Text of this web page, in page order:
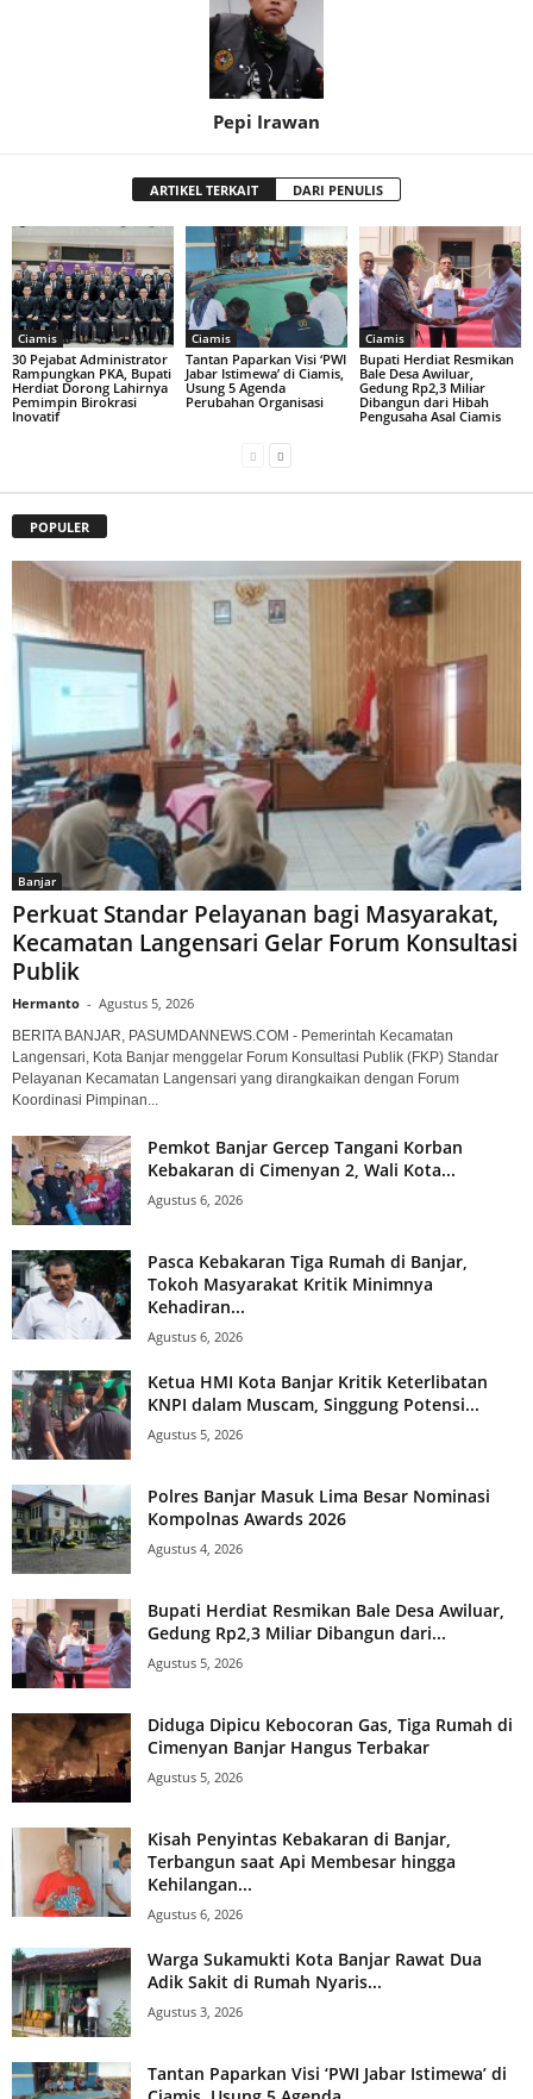
Pepi Irawan
ARTIKEL TERKAIT DARI PENULIS
Ciamis
30 Pejabat Administrator
Rampungkan PKA, Bupati
Herdiat Dorong Lahirnya
Pemimpin Birokrasi
Inovatif
Ciamis
Tantan Paparkan Visi ‘PWI
Jabar Istimewa’ di Ciamis,
Usung 5 Agenda
Perubahan Organisasi
Ciamis
Bupati Herdiat Resmikan
Bale Desa Awiluar,
Gedung Rp2,3 Miliar
Dibangun dari Hibah
Pengusaha Asal Ciamis
POPULER
Banjar
Perkuat Standar Pelayanan bagi Masyarakat,
Kecamatan Langensari Gelar Forum Konsultasi
Publik
Hermanto - Agustus 5, 2026
BERITA BANJAR, PASUMDANNEWS.COM - Pemerintah Kecamatan
Langensari, Kota Banjar menggelar Forum Konsultasi Publik (FKP) Standar
Pelayanan Kecamatan Langensari yang dirangkaikan dengan Forum
Koordinasi Pimpinan...
Pemkot Banjar Gercep Tangani Korban
Kebakaran di Cimenyan 2, Wali Kota...
Agustus 6, 2026
Pasca Kebakaran Tiga Rumah di Banjar,
Tokoh Masyarakat Kritik Minimnya
Kehadiran...
Agustus 6, 2026
Ketua HMI Kota Banjar Kritik Keterlibatan
KNPI dalam Muscam, Singgung Potensi...
Agustus 5, 2026
Polres Banjar Masuk Lima Besar Nominasi
Kompolnas Awards 2026
Agustus 4, 2026
Bupati Herdiat Resmikan Bale Desa Awiluar,
Gedung Rp2,3 Miliar Dibangun dari...
Agustus 5, 2026
Diduga Dipicu Kebocoran Gas, Tiga Rumah di
Cimenyan Banjar Hangus Terbakar
Agustus 5, 2026
Kisah Penyintas Kebakaran di Banjar,
Terbangun saat Api Membesar hingga
Kehilangan...
Agustus 6, 2026
Warga Sukamukti Kota Banjar Rawat Dua
Adik Sakit di Rumah Nyaris...
Agustus 3, 2026
Tantan Paparkan Visi ‘PWI Jabar Istimewa’ di